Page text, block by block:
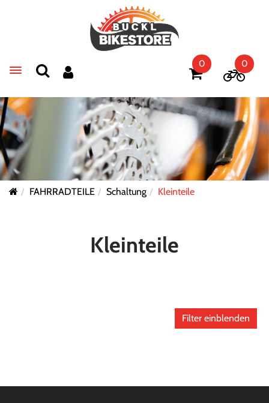
Toggle navigation
0 0
FAHRRADTEILE Schaltung Kleinteile
Kleinteile
Filter einblenden